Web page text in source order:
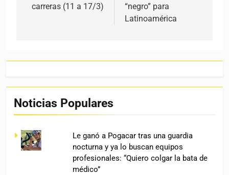
carreras (11 a 17/3)
“negro” para
Latinoamérica
Noticias Populares
Le ganó a Pogacar tras una guardia
nocturna y ya lo buscan equipos
profesionales: “Quiero colgar la bata de
médico”